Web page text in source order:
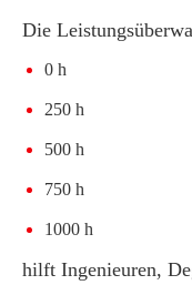
Die
0 h
250 h
500 h
750 h
1000 h
hilft Ingenieuren,